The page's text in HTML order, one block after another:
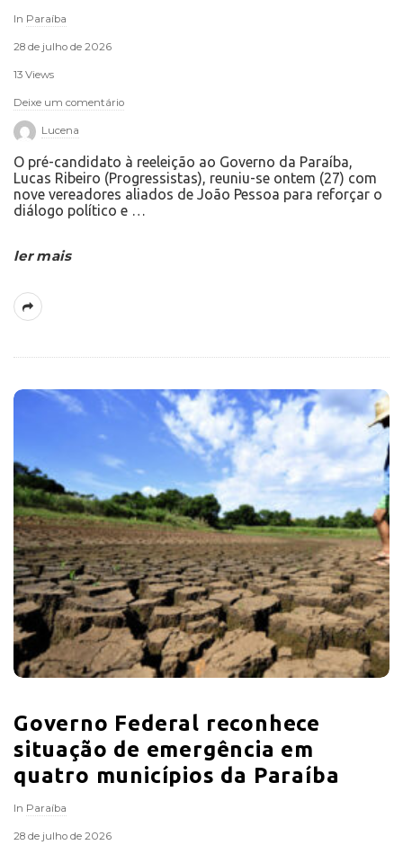
In Paraíba
28 de julho de 2026
13 Views
Deixe um comentário
Lucena
O pré-candidato à reeleição ao Governo da Paraíba,
Lucas Ribeiro (Progressistas), reuniu-se ontem (27) com
nove vereadores aliados de João Pessoa para reforçar o
diálogo político e …
ler mais
Governo Federal reconhece
situação de emergência em
quatro municípios da Paraíba
In Paraíba
28 de julho de 2026